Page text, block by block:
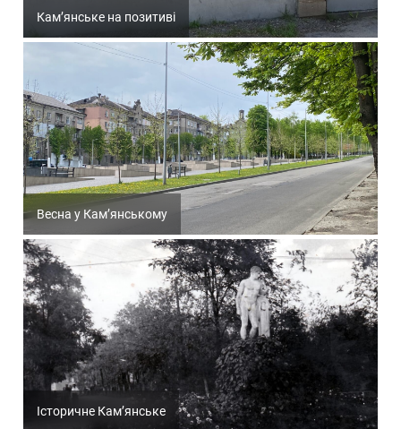
Кам’янське на позитиві
Весна у Кам’янському
Історичне Кам’янське